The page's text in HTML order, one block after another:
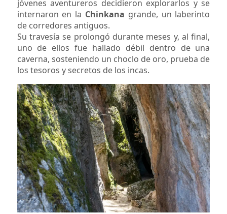
jóvenes aventureros decidieron explorarlos y se
internaron en la Chinkana grande, un laberinto
de corredores antiguos.
Su travesía se prolongó durante meses y, al final,
uno de ellos fue hallado débil dentro de una
caverna, sosteniendo un choclo de oro, prueba de
los tesoros y secretos de los incas.